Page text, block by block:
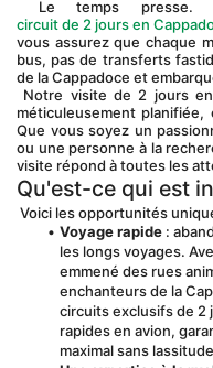
Le temps presse.
circuit de 2 jours en
vous assurez que chaque
bus, pas de transferts
de la Cappadoce et
méticuleusement
Que vous soyez un
ou une personne à la
visite répond à toutes les
Qu'est-ce qui est
Voici les opportunités
Voyage rapide :
les longs voyages.
emmené des rues
enchanteurs de la
circuits exclusifs de 2
rapides en avion,
maximal sans